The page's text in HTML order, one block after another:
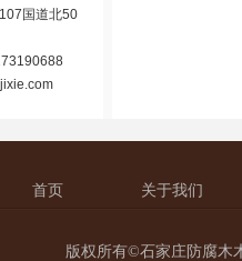
国道北50
首页 关于我们
版权所有©石家庄防腐